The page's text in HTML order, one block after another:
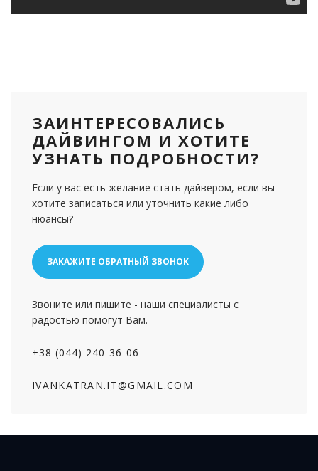
ЗАИНТЕРЕСОВАЛИСЬ
ДАЙВИНГОМ И ХОТИТЕ
УЗНАТЬ ПОДРОБНОСТИ?
Если у вас есть желание стать дайвером, если вы
хотите записаться или уточнить какие либо
нюансы?
ЗАКАЖИТЕ ОБРАТНЫЙ ЗВОНОК
Звоните или пишите - наши специалисты с
радостью помогут Вам.
+38 (044) 240-36-06
IVANKATRAN.IT@GMAIL.COM